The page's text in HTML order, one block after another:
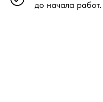
до начала работ.